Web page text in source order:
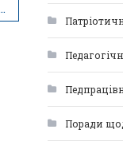
щодо локдауну
Поради